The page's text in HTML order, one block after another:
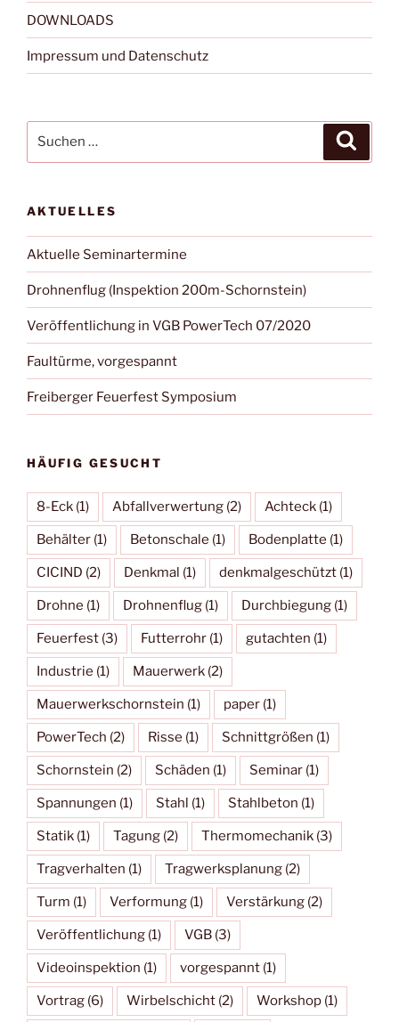
DOWNLOADS
Impressum und Datenschutz
nach:
AKTUELLES
Aktuelle Seminartermine
Drohnenflug (Inspektion 200m-Schornstein)
Veröffentlichung in VGB PowerTech 07/2020
Faultürme, vorgespannt
Freiberger Feuerfest Symposium
HÄUFIG GESUCHT
8-Eck (1) Abfallverwertung (2) Achteck (1)
Behälter (1) Betonschale (1) Bodenplatte (1)
CICIND (2) Denkmal (1) denkmalgeschützt (1)
Drohne (1) Drohnenflug (1) Durchbiegung (1)
Feuerfest (3) Futterrohr (1) gutachten (1)
Industrie (1) Mauerwerk (2)
Mauerwerkschornstein (1) paper (1)
PowerTech (2) Risse (1) Schnittgrößen (1)
Schornstein (2) Schäden (1) Seminar (1)
Spannungen (1) Stahl (1) Stahlbeton (1)
Statik (1) Tagung (2) Thermomechanik (3)
Tragverhalten (1) Tragwerksplanung (2)
Turm (1) Verformung (1) Verstärkung (2)
Veröffentlichung (1) VGB (3)
Videoinspektion (1) vorgespannt (1)
Vortrag (6) Wirbelschicht (2) Workshop (1)